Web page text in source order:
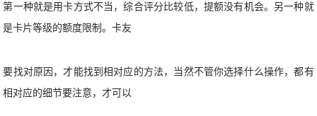
第一种就是用卡方式不当，综合评分比较低，提额没有机会。另一种就
是卡片等级的额度限制。卡友
要找对原因，才能找到相对应的方法，当然不管你选择什么操作，都有
相对应的细节要注意，才可以